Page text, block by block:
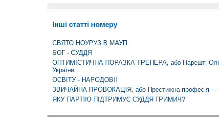
Інші статті номеру
СВЯТО НОУРУЗ В МАУП
БОГ - СУДДЯ
ОПТИМІСТИЧНА ПОРАЗКА ТРЕНЕРА, або Нарешті Олег
України
ОСВІТУ - НАРОДОВІ!
ЗВИЧАЙНА ПРОВОКАЦІЯ, або Престижна професія —
ЯКУ ПАРТІЮ ПІДТРИМУЄ СУДДЯ ГРИМИЧ?